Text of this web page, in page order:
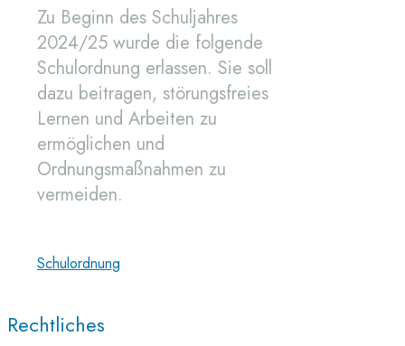
Zu Beginn des Schuljahres
2024/25 wurde die folgende
Schulordnung erlassen. Sie soll
dazu beitragen, störungsfreies
Lernen und Arbeiten zu
ermöglichen und
Ordnungsmaßnahmen zu
vermeiden.
Schulordnung
Rechtliches